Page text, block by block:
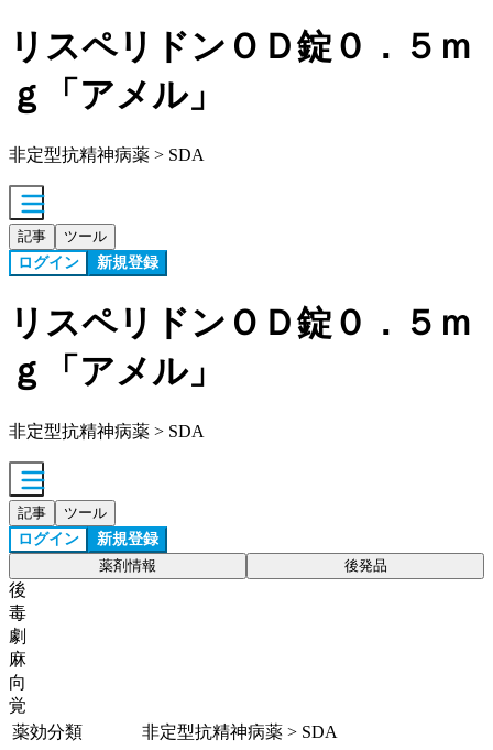
リスペリドンＯＤ錠０．５ｍ
ｇ「アメル」
非定型抗精神病薬 > SDA
記事 ツール
ログイン 新規登録
リスペリドンＯＤ錠０．５ｍ
ｇ「アメル」
非定型抗精神病薬 > SDA
記事 ツール
ログイン 新規登録
薬剤情報 後発品
後
毒
劇
麻
向
覚
薬効分類
非定型抗精神病薬 > SDA